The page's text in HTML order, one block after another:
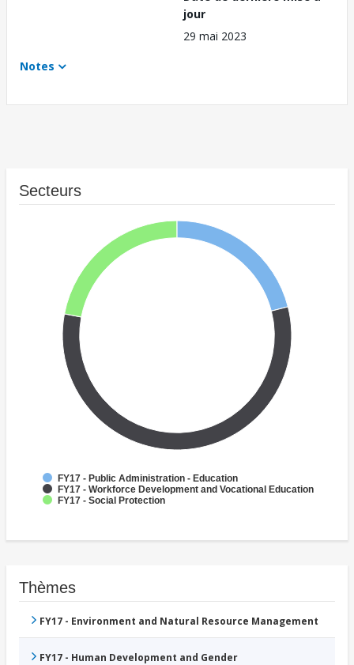
jour
29 mai 2023
Notes
Secteurs
FY17 - Public Administration - Education
FY17 - Workforce Development and Vocational Education
FY17 - Social Protection
Thèmes
FY17 - Environment and Natural Resource Management
FY17 - Human Development and Gender